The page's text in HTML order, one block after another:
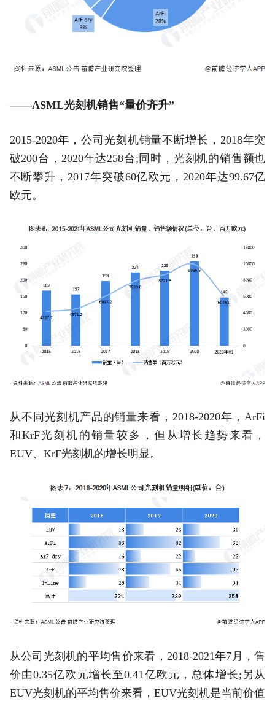
——ASML光刻机销售“量价齐升”
2015-2020年，公司光刻机销量不断增长，2018年突
破200台，2020年达258台;同时，光刻机的销售额也
不断攀升，2017年突破60亿欧元，2020年达99.67亿
欧元。
从不同光刻机产品的销量来看，2018-2020年，ArFi
和KrF光刻机的销量较多，但从增长趋势来看，
EUV、KrF光刻机的增长明显。
从公司光刻机的平均售价来看，2018-2021年7月，售
价由0.35亿欧元增长至0.41亿欧元，总体增长;另从
EUV光刻机的平均售价来看，EUV光刻机是当前价值